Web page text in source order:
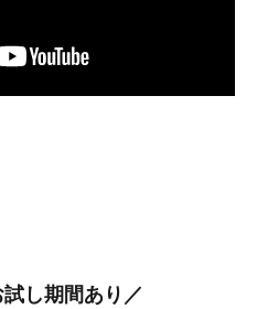
し期間あり／